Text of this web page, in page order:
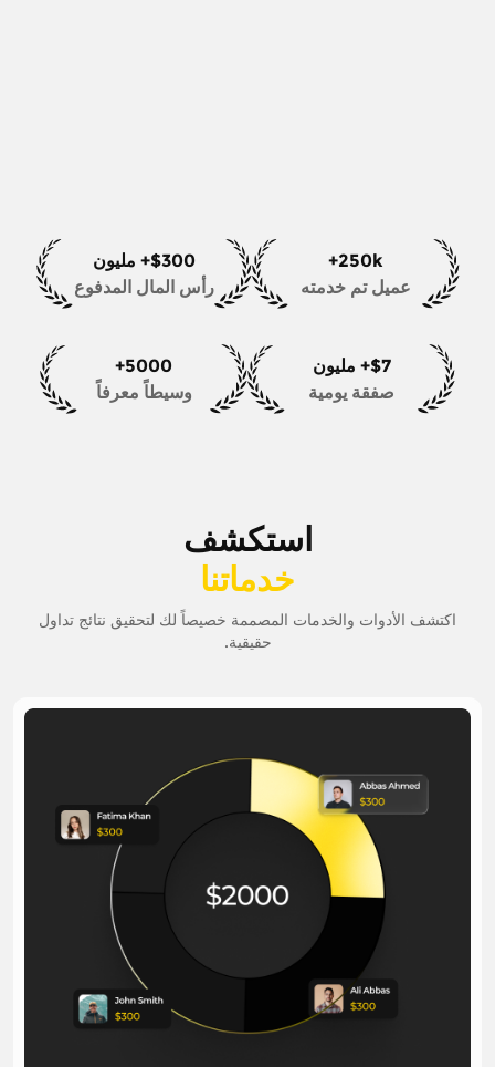
250k+
عميل تم خدمته
$300+ مليون
رأس المال المدفوع
$7+ مليون
صفقة يومية
5000+
وسيطاً معرفاً
استكشف
خدماتنا
اكتشف الأدوات والخدمات المصممة خصيصاً لك لتحقيق نتائج تداول
حقيقية.